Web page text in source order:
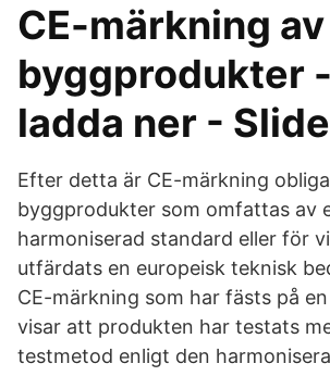
CE-märkning av
byggprodukter
ladda ner -
Efter detta är CE-märkning
byggprodukter som omfattas av
harmoniserad standard eller för
utfärdats en europeisk teknisk
CE-märkning som har fästs på
visar att produkten har testats
testmetod enligt den